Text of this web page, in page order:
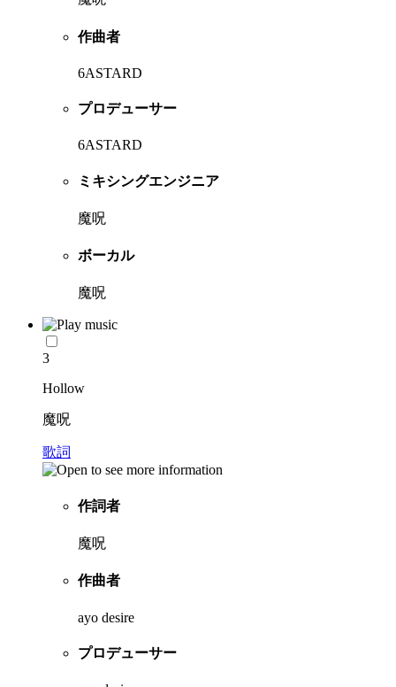
作曲者
6ASTARD
プロデューサー
6ASTARD
ミキシングエンジニア
魔呪
ボーカル
魔呪
3
Hollow
魔呪
歌詞
作詞者
魔呪
作曲者
ayo desire
プロデューサー